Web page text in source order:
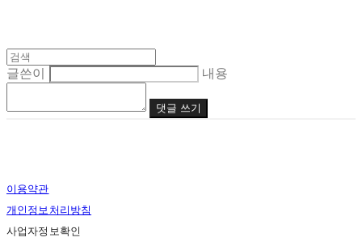
글쓴이 내용
댓글 쓰기
이용약관
개인정보처리방침
사업자정보확인